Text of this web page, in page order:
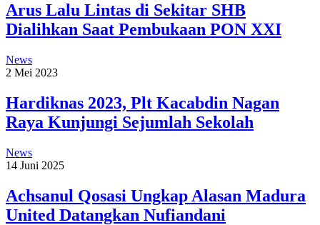
Arus Lalu Lintas di Sekitar SHB
Dialihkan Saat Pembukaan PON XXI
News
2 Mei 2023
Hardiknas 2023, Plt Kacabdin Nagan
Raya Kunjungi Sejumlah Sekolah
News
14 Juni 2025
Achsanul Qosasi Ungkap Alasan Madura
United Datangkan Nufiandani